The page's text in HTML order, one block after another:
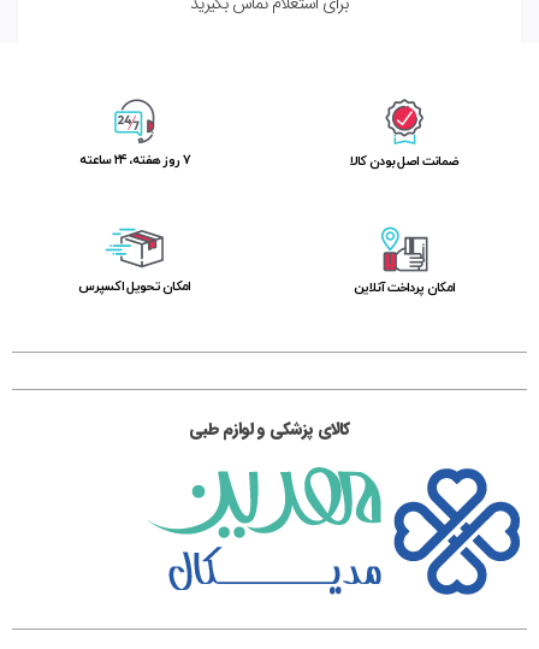
ﺿﻤﺎﻧﺖ اﺻﻞ ﺑﻮدن ﮐﺎﻟﺎ
امکان پرداخت آنلاین
۷ روز ﻫﻔﺘﻪ، ۲۴ ﺳﺎﻋﺘﻪ
اﻣﮑﺎن ﺗﺤﻮﯾﻞ اﮐﺴﭙﺮس
کالای پزشکی و لوازم طبی